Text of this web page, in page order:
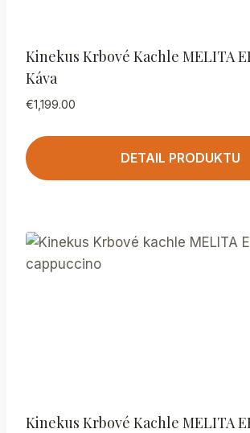
Kinekus Krbové Kachle MELITA
Káva
€1,199.00
DETAIL PRODUKTU
Kinekus Krbové Kachle MELITA